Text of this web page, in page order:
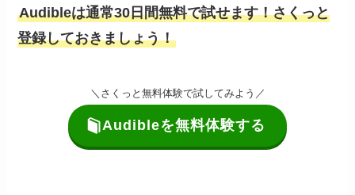
Audibleは通常30日間無料で試せます！さくっと
登録しておきましょう！
＼さくっと無料体験で試してみよう／
Audibleを無料体験する